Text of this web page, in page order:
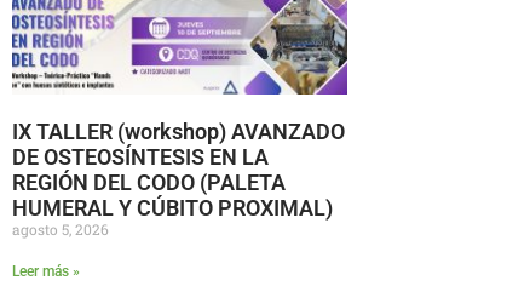
IX TALLER (workshop) AVANZADO
DE OSTEOSÍNTESIS EN LA
REGIÓN DEL CODO (PALETA
HUMERAL Y CÚBITO PROXIMAL)
agosto 5, 2026
Leer más »